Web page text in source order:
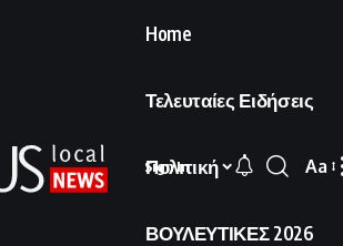
Home
Τελευταίες Ειδήσεις
Πολιτική
ΒΟΥΛΕΥΤΙΚΕΣ 2026
Sign In
Font
Aa